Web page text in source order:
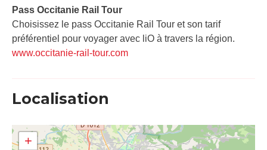
Pass Occitanie Rail Tour​
Choisissez le pass Occitanie Rail Tour et son tarif
préférentiel pour voyager avec liO à travers la région.
www.occitanie-rail-tour.com
Localisation
+